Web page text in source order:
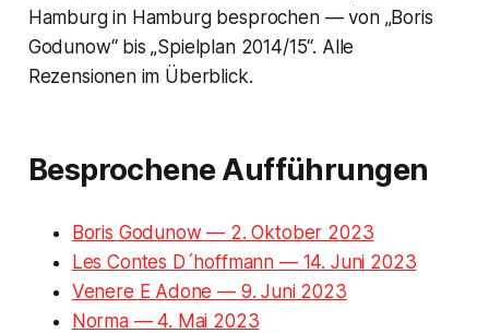
Hamburg in Hamburg besprochen — von „Boris
Godunow“ bis „Spielplan 2014/15“. Alle
Rezensionen im Überblick.
Besprochene Aufführungen
Boris Godunow — 2. Oktober 2023
Les Contes D´hoffmann — 14. Juni 2023
Venere E Adone — 9. Juni 2023
Norma — 4. Mai 2023